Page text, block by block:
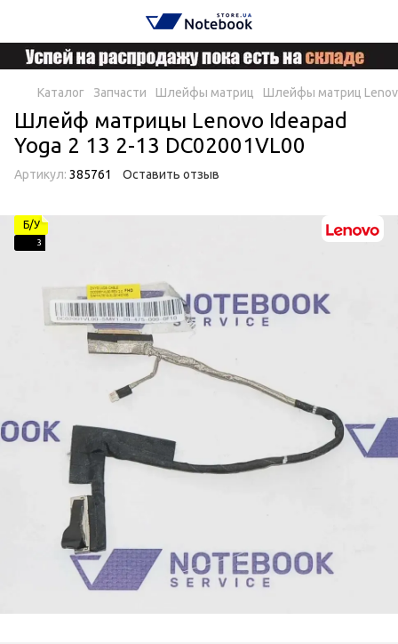
Каталог Запчасти Шлейфы матриц Шлейфы матриц
Шлейф матрицы Lenovo Ideapad
Yoga 2 13 2-13 DC02001VL00
Артикул: 385761 Оставить отзыв
Б/У
3